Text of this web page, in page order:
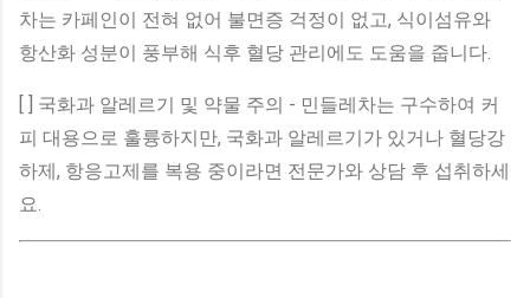
차는 카페인이 전혀 없어 불면증 걱정이 없고, 식이섬유와
항산화 성분이 풍부해 식후 혈당 관리에도 도움을 줍니다.
[ ] 국화과 알레르기 및 약물 주의 - 민들레차는 구수하여 커
피 대용으로 훌륭하지만, 국화과 알레르기가 있거나 혈당강
하제, 항응고제를 복용 중이라면 전문가와 상담 후 섭취하세
요.